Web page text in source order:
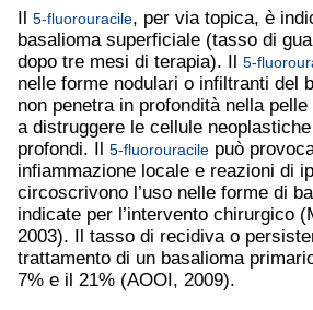
Il 5-fluorouracile, per via topica, è
basalioma superficiale (tasso di
dopo tre mesi di terapia). Il 5-
nelle forme nodulari o infiltranti del
non penetra in profondità nella
a distruggere le cellule
profondi. Il 5-fluorouracile può
infiammazione locale e reazioni di
circoscrivono l’uso nelle forme di
indicate per l’intervento chirurgico
2003). Il tasso di recidiva o
trattamento di un basalioma
7% e il 21% (AOOI, 2009).